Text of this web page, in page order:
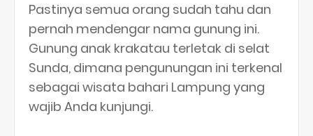
Pastinya semua orang sudah tahu dan
pernah mendengar nama gunung ini.
Gunung anak krakatau terletak di selat
Sunda, dimana pengunungan ini terkenal
sebagai wisata bahari Lampung yang
wajib Anda kunjungi.